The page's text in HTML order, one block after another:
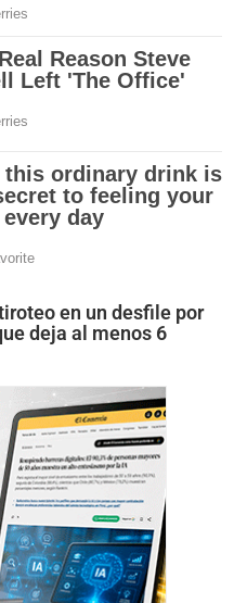
en un desfile por
deja al menos 6